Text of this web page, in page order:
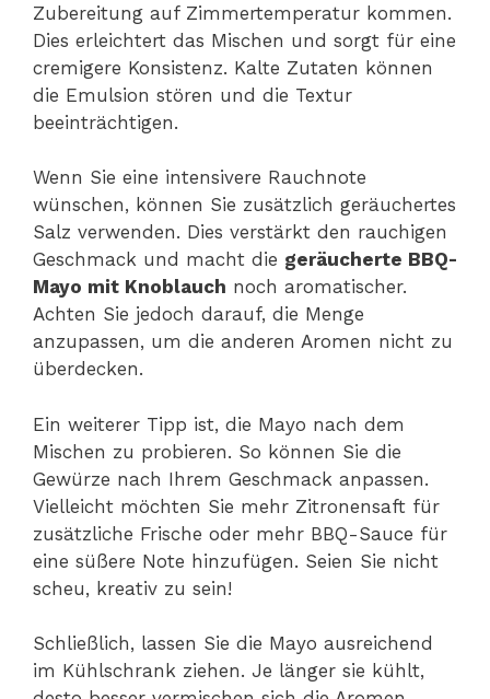
Zubereitung auf Zimmertemperatur kommen.
Dies erleichtert das Mischen und sorgt für eine
cremigere Konsistenz. Kalte Zutaten können
die Emulsion stören und die Textur
beeinträchtigen.
Wenn Sie eine intensivere Rauchnote
wünschen, können Sie zusätzlich geräuchertes
Salz verwenden. Dies verstärkt den rauchigen
Geschmack und macht die geräucherte BBQ-
Mayo mit Knoblauch noch aromatischer.
Achten Sie jedoch darauf, die Menge
anzupassen, um die anderen Aromen nicht zu
überdecken.
Ein weiterer Tipp ist, die Mayo nach dem
Mischen zu probieren. So können Sie die
Gewürze nach Ihrem Geschmack anpassen.
Vielleicht möchten Sie mehr Zitronensaft für
zusätzliche Frische oder mehr BBQ-Sauce für
eine süßere Note hinzufügen. Seien Sie nicht
scheu, kreativ zu sein!
Schließlich, lassen Sie die Mayo ausreichend
im Kühlschrank ziehen. Je länger sie kühlt,